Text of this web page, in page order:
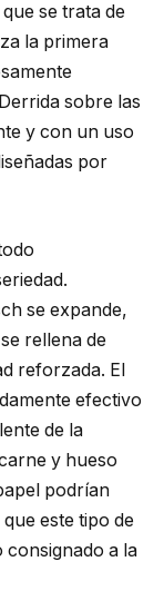
se trata de
la primera
sobre las
y con un uso
por
se expande,
rellena de
reforzada. El
efectivo
de la
y hueso
podrían
este tipo de
consignado a la